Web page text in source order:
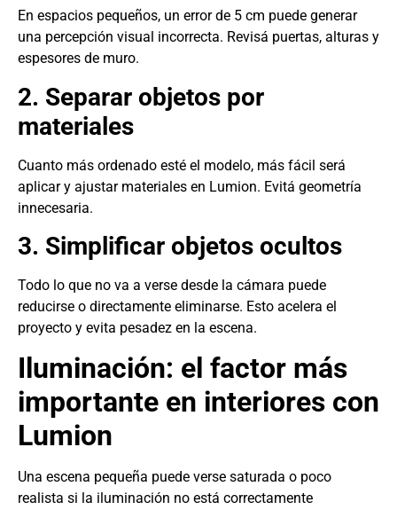
En espacios pequeños, un error de 5 cm puede generar
una percepción visual incorrecta. Revisá puertas, alturas y
espesores de muro.
2. Separar objetos por
materiales
Cuanto más ordenado esté el modelo, más fácil será
aplicar y ajustar materiales en Lumion. Evitá geometría
innecesaria.
3. Simplificar objetos ocultos
Todo lo que no va a verse desde la cámara puede
reducirse o directamente eliminarse. Esto acelera el
proyecto y evita pesadez en la escena.
Iluminación: el factor más
importante en interiores con
Lumion
Una escena pequeña puede verse saturada o poco
realista si la iluminación no está correctamente